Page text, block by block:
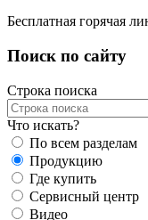
Бесплатная горячая
Поиск по сайту
Строка поиска
Что искать?
По всем разделам
Продукцию
Где купить
Сервисный центр
Видео